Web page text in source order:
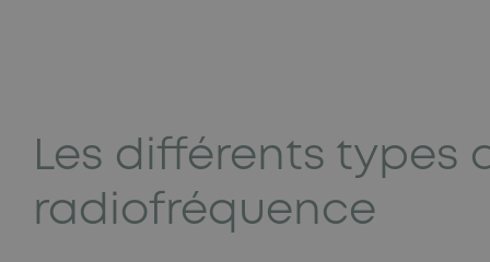
Les différents types
radiofréquence